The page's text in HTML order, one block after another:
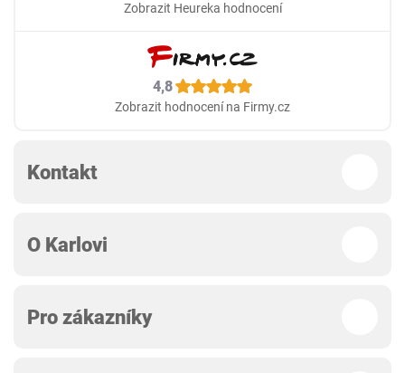
Zobrazit Heureka hodnocení
4,8
Zobrazit hodnocení na Firmy.cz
Kontakt
O Karlovi
Pro zákazníky